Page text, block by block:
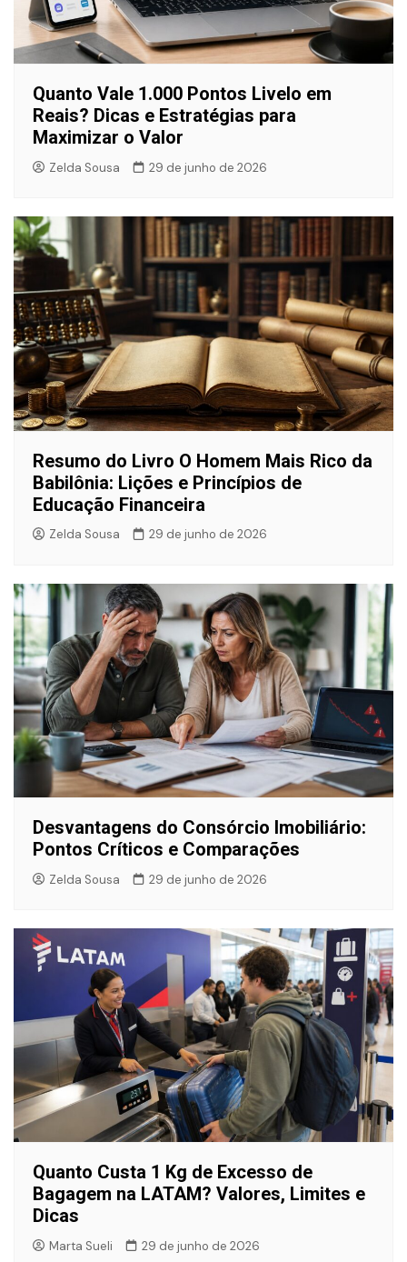
Quanto Vale 1.000 Pontos Livelo em
Reais? Dicas e Estratégias para
Maximizar o Valor
Zelda Sousa 29 de junho de 2026
Resumo do Livro O Homem Mais Rico da
Babilônia: Lições e Princípios de
Educação Financeira
Zelda Sousa 29 de junho de 2026
Desvantagens do Consórcio Imobiliário:
Pontos Críticos e Comparações
Zelda Sousa 29 de junho de 2026
Quanto Custa 1 Kg de Excesso de
Bagagem na LATAM? Valores, Limites e
Dicas
Marta Sueli 29 de junho de 2026